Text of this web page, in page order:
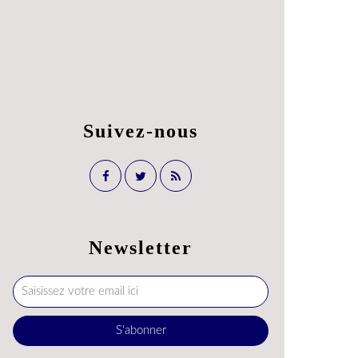
Newsletter
Suivez-nous